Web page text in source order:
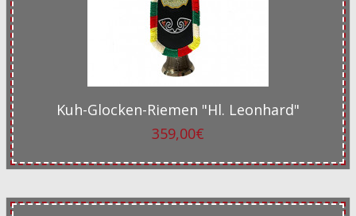
Kuh-Glocken-Riemen "Hl. Leonhard"
359,00€